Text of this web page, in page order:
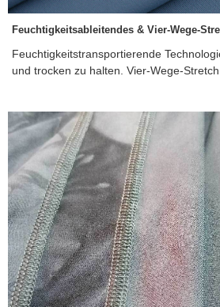
Feuchtigkeitsableitendes & Vier-Wege-
Feuchtigkeitstransportierende
und trocken zu halten. Vier-Wege-